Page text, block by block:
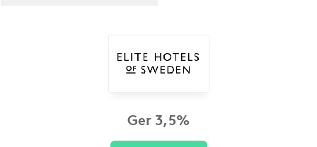
Ger 3,5%